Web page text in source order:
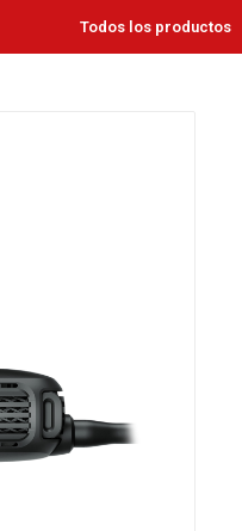
Todos los productos